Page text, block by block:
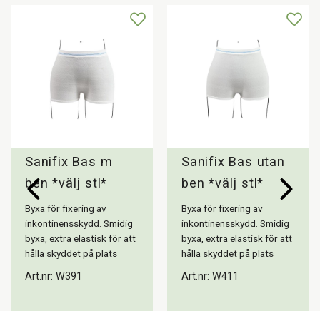
Sanifix Bas m
ben *välj stl*
Byxa för fixering av
inkontinensskydd. Smidig
byxa, extra elastisk för att
hålla skyddet på plats
Art.nr: W391
Sanifix Bas utan
ben *välj stl*
Byxa för fixering av
inkontinensskydd. Smidig
byxa, extra elastisk för att
hålla skyddet på plats
Art.nr: W411